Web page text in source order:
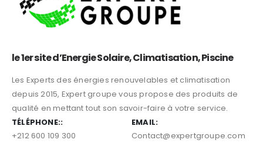
le 1er site d’Energie Solaire, Climatisation, Piscine
Les Experts des énergies renouvelables et climatisation
depuis 2015, Expert groupe vous propose des produits de
qualité en mettant tout son savoir-faire à votre service.
TÉLÉPHONE::
+212 600 109 300
EMAIL:
Contact@expertgroupe.com